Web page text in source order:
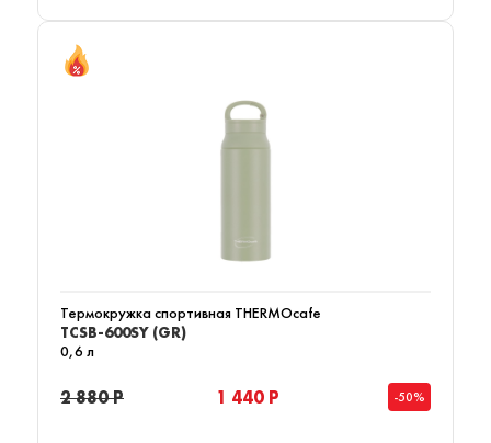
Термокружка спортивная THERMOcafe
TCSB-600SY (GR)
0,6 л
2 880 Р 1 440 Р -50%